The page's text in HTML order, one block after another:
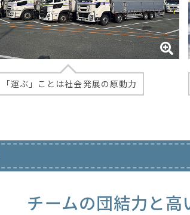
「運ぶ」ことは社会発展の原動力
チームの団結力と